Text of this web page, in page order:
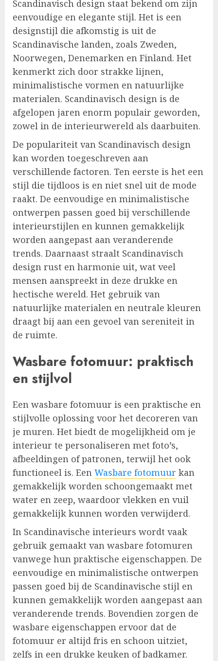
Scandinavisch design staat bekend om zijn
eenvoudige en elegante stijl. Het is een
designstijl die afkomstig is uit de
Scandinavische landen, zoals Zweden,
Noorwegen, Denemarken en Finland. Het
kenmerkt zich door strakke lijnen,
minimalistische vormen en natuurlijke
materialen. Scandinavisch design is de
afgelopen jaren enorm populair geworden,
zowel in de interieurwereld als daarbuiten.
De populariteit van Scandinavisch design
kan worden toegeschreven aan
verschillende factoren. Ten eerste is het een
stijl die tijdloos is en niet snel uit de mode
raakt. De eenvoudige en minimalistische
ontwerpen passen goed bij verschillende
interieurstijlen en kunnen gemakkelijk
worden aangepast aan veranderende
trends. Daarnaast straalt Scandinavisch
design rust en harmonie uit, wat veel
mensen aanspreekt in deze drukke en
hectische wereld. Het gebruik van
natuurlijke materialen en neutrale kleuren
draagt bij aan een gevoel van sereniteit in
de ruimte.
Wasbare fotomuur: praktisch
en stijlvol
Een wasbare fotomuur is een praktische en
stijlvolle oplossing voor het decoreren van
je muren. Het biedt de mogelijkheid om je
interieur te personaliseren met foto’s,
afbeeldingen of patronen, terwijl het ook
functioneel is. Een Wasbare fotomuur kan
gemakkelijk worden schoongemaakt met
water en zeep, waardoor vlekken en vuil
gemakkelijk kunnen worden verwijderd.
In Scandinavische interieurs wordt vaak
gebruik gemaakt van wasbare fotomuren
vanwege hun praktische eigenschappen. De
eenvoudige en minimalistische ontwerpen
passen goed bij de Scandinavische stijl en
kunnen gemakkelijk worden aangepast aan
veranderende trends. Bovendien zorgen de
wasbare eigenschappen ervoor dat de
fotomuur er altijd fris en schoon uitziet,
zelfs in een drukke keuken of badkamer.